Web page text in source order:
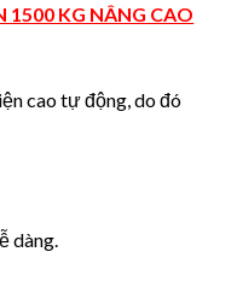
1500 KG NÂNG CAO
cao tự động, do đó
dàng.